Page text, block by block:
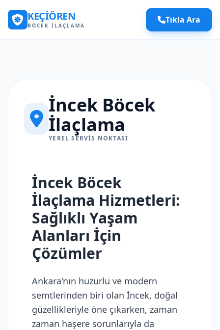
KEÇIÖREN
BÖCEK İLAÇLAMA
Tıkla Ara
İncek Böcek
İlaçlama
YEREL SERVIS NOKTASI
İncek Böcek
İlaçlama Hizmetleri:
Sağlıklı Yaşam
Alanları İçin
Çözümler
Ankara'nın huzurlu ve modern
semtlerinden biri olan İncek, doğal
güzellikleriyle öne çıkarken, zaman
zaman haşere sorunlarıyla da